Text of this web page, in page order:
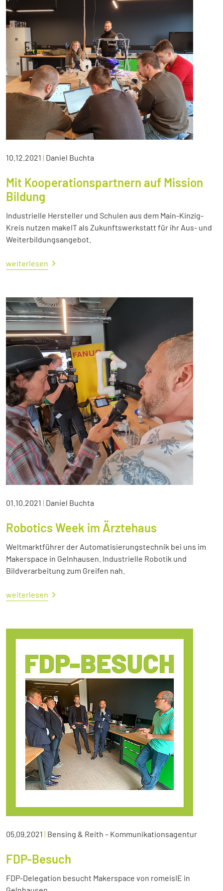
10.12.2021 | Daniel Buchta
Mit Kooperationspartnern auf Mission
Bildung
Industrielle Hersteller und Schulen aus dem Main-Kinzig-
Kreis nutzen makeIT als Zukunftswerkstatt für ihr Aus- und
Weiterbildungsangebot.
weiterlesen
01.10.2021 | Daniel Buchta
Robotics Week im Ärztehaus
Weltmarktführer der Automatisierungstechnik bei uns im
Makerspace in Gelnhausen. Industrielle Robotik und
Bildverarbeitung zum Greifen nah.
weiterlesen
05.09.2021 | Bensing & Reith – Kommunikationsagentur
FDP-Besuch
FDP-Delegation besucht Makerspace von romeisIE in